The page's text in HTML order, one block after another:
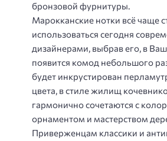
бронзовой фурнитуры.
Марокканские нотки всё чаще
использоваться сегодня
дизайнерами, выбрав его, в
появится комод небольшого
будет инкрустирован
цвета, в стиле жилищ
гармонично сочетаются с
орнаментом и мастерством
Приверженцам классики и